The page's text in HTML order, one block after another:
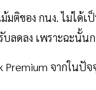
ม้มติของ กนง. ไม่ได้
ลดลง เพราะฉะนั้น
Premium จากใน